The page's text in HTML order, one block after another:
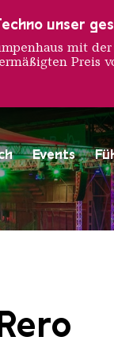
Events
unser
mit
Preis